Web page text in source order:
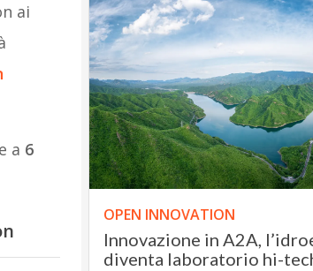
ai
a 6
OPEN INNOVATION
Innovazione in A2A,
diventa laboratorio hi-